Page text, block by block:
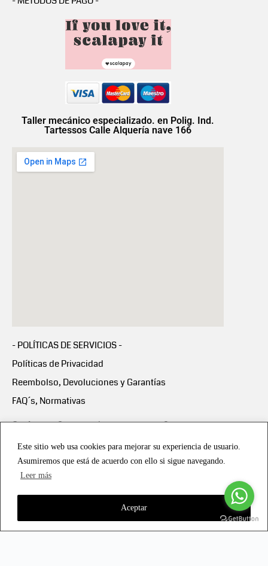
Este sitio web usa cookies para mejorar su experiencia de usuario.
Asumiremos que está de acuerdo con ello si sigue navegando.
Leer más
Aceptar
Taller mecánico especializado. en Polig. Ind.
Tartessos Calle Alquería nave 166
- POLÍTICAS DE SERVICIOS -
Políticas de Privacidad
Reembolso, Devoluciones y Garantías
FAQ´s, Normativas
Scalapay:Compra ahora y paga en 3 cuotas
Scalapay Política Privacidad
Copyright © 2021 all rights reserved - Vialmotor